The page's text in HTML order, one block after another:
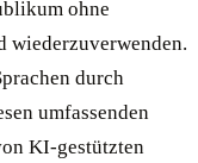
ohne
wiederzuverwenden.
durch
umfassenden
KI-gestützten